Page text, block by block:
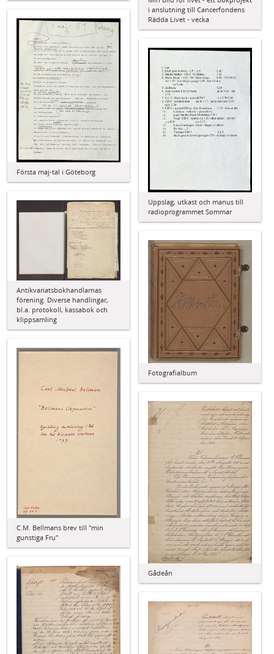
i anslutning till Cancerfondens
Rädda Livet - vecka
Första maj-tal i Göteborg
Uppslag, utkast och manus till
radioprogrammet Sommar
Antikvariatsbokhandlarnas
förening. Diverse handlingar,
bl.a. protokoll, kassabok och
klippsamling
Fotografialbum
C.M. Bellmans brev till "min
gunstiga Fru"
Gådeån